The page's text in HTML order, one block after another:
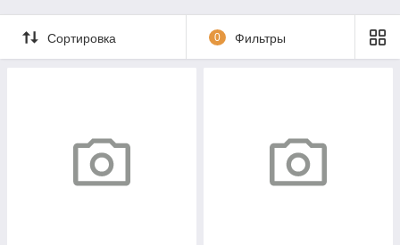
Сортировка 0 Фильтры